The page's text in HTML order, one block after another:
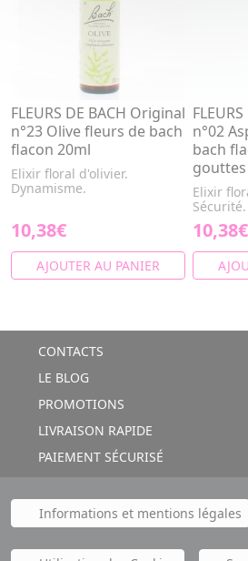
FLEURS DE BACH Original
n°23 Olive fleurs de bach
flacon 20ml
Elixir floral d'olivier.
Dynamisme.
10,38€
AJOUTER AU PANIER
n°02
bach
Elixir
Sécurité.
10,38€
CONTACTS
LE BLOG
PROMOTIONS
LIVRAISON RAPIDE
PAIEMENT SÉCURISÉ
Informations et mentions légales